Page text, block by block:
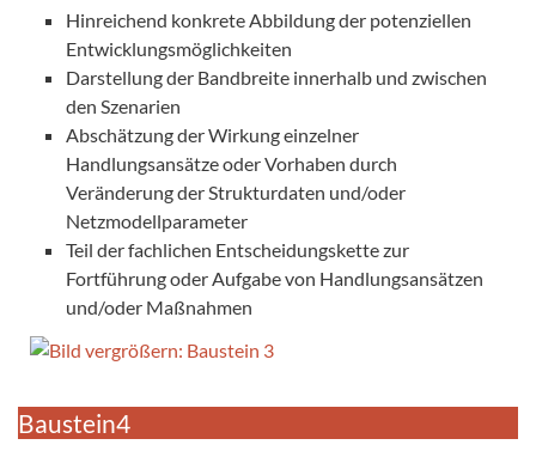
Hinreichend konkrete Abbildung der potenziellen
Entwicklungsmöglichkeiten
Darstellung der Bandbreite innerhalb und zwischen
den Szenarien
Abschätzung der Wirkung einzelner
Handlungsansätze oder Vorhaben durch
Veränderung der Strukturdaten und/oder
Netzmodellparameter
Teil der fachlichen Entscheidungskette zur
Fortführung oder Aufgabe von Handlungsansätzen
und/oder Maßnahmen
Baustein4